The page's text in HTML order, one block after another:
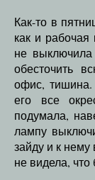
Как-то в
как и
не
обесточить
офис,
его все
подумала,
лампу
зайду и к нему
не видела,